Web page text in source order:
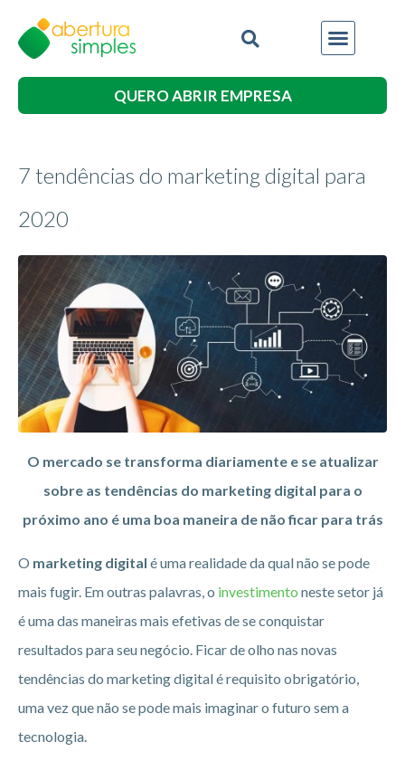
QUERO ABRIR EMPRESA
7 tendências do marketing digital para
2020
O mercado se transforma diariamente e se atualizar
sobre as tendências do marketing digital para o
próximo ano é uma boa maneira de não ficar para trás
O marketing digital é uma realidade da qual não se pode
mais fugir. Em outras palavras, o investimento neste setor já
é uma das maneiras mais efetivas de se conquistar
resultados para seu negócio. Ficar de olho nas novas
tendências do marketing digital é requisito obrigatório,
uma vez que não se pode mais imaginar o futuro sem a
tecnologia.